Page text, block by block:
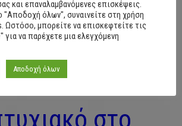
στο
και επαναλαμβανόμενες επισκέψεις.
"Αποδοχή όλων", συναινείτε στη χρήση
μπορείτε να επισκεφτείτε τις
για να παρέχετε μια ελεγχόμενη
Αποδοχή όλων